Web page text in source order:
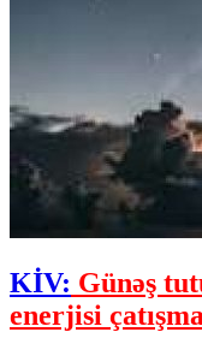
KİV: Günəş
enerjisi